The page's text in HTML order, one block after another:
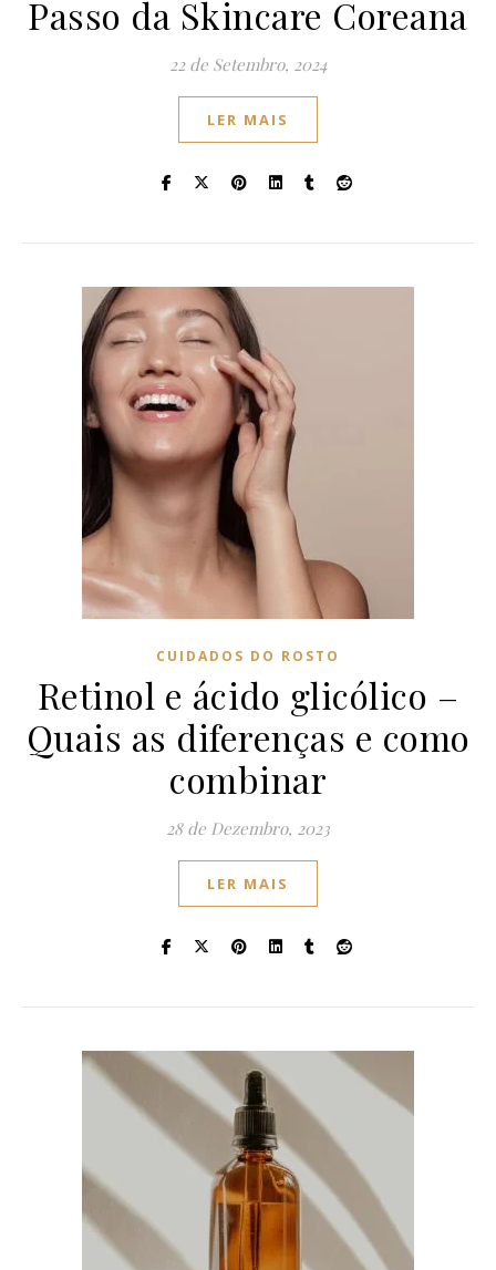
Passo da Skincare Coreana
22 de Setembro, 2024
LER MAIS
CUIDADOS DO ROSTO
Retinol e ácido glicólico –
Quais as diferenças e como
combinar
28 de Dezembro, 2023
LER MAIS